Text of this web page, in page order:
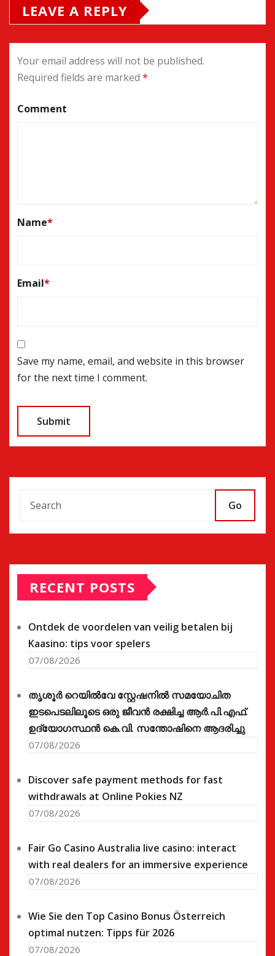
LEAVE A REPLY
Your email address will not be published.
Required fields are marked *
Comment
Name*
Email*
Save my name, email, and website in this browser
for the next time I comment.
Go
RECENT POSTS
Ontdek de voordelen van veilig betalen bij
Kaasino: tips voor spelers
07/08/2026
തൃശൂർ റെയിൽവേ സ്റ്റേഷനിൽ സമയോചിത
ഇടപെടലിലൂടെ ഒരു ജീവൻ രക്ഷിച്ച ആർ.പി.എഫ്.
ഉദ്യോഗസ്ഥൻ കെ.വി. സന്തോഷിനെ ആദരിച്ചു
07/08/2026
Discover safe payment methods for fast
withdrawals at Online Pokies NZ
07/08/2026
Fair Go Casino Australia live casino: interact
with real dealers for an immersive experience
07/08/2026
Wie Sie den Top Casino Bonus Österreich
optimal nutzen: Tipps für 2026
07/08/2026